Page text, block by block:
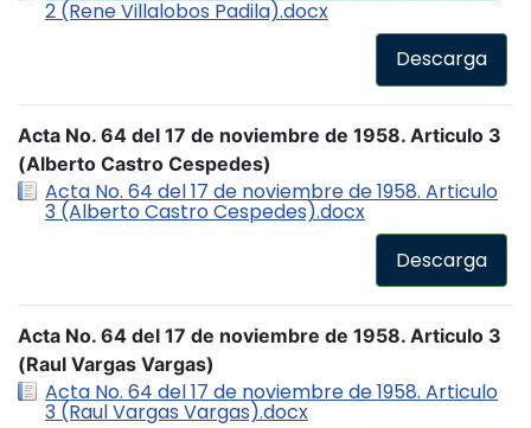
2 (Rene Villalobos Padila).docx
Descarga
Acta No. 64 del 17 de noviembre de 1958. Articulo 3
(Alberto Castro Cespedes)
Acta No. 64 del 17 de noviembre de 1958. Articulo
3 (Alberto Castro Cespedes).docx
Descarga
Acta No. 64 del 17 de noviembre de 1958. Articulo 3
(Raul Vargas Vargas)
Acta No. 64 del 17 de noviembre de 1958. Articulo
3 (Raul Vargas Vargas).docx